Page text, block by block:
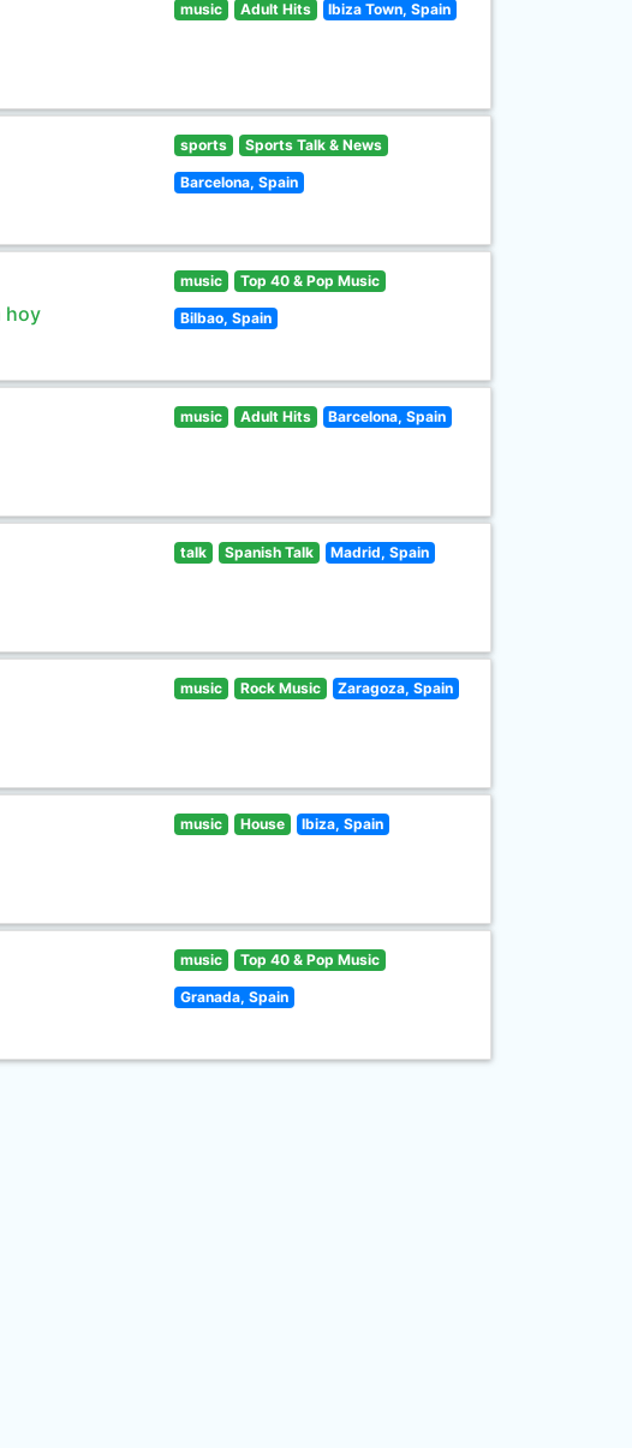
music Adult Hits Ibiza Town, Spain
sports Sports Talk & News
Barcelona, Spain
hoy
music Top 40 & Pop Music
Bilbao, Spain
music Adult Hits Barcelona, Spain
talk Spanish Talk Madrid, Spain
music Rock Music Zaragoza, Spain
music House Ibiza, Spain
music Top 40 & Pop Music
Granada, Spain